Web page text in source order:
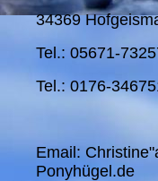
34369
Tel.: 05671-
Tel.: 0176-
Email:
Ponyhügel.de